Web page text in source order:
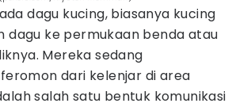
dagu kucing, biasanya kucing
dagu ke permukaan benda atau
Mereka sedang
dari kelenjar di area
salah satu bentuk komunikasi